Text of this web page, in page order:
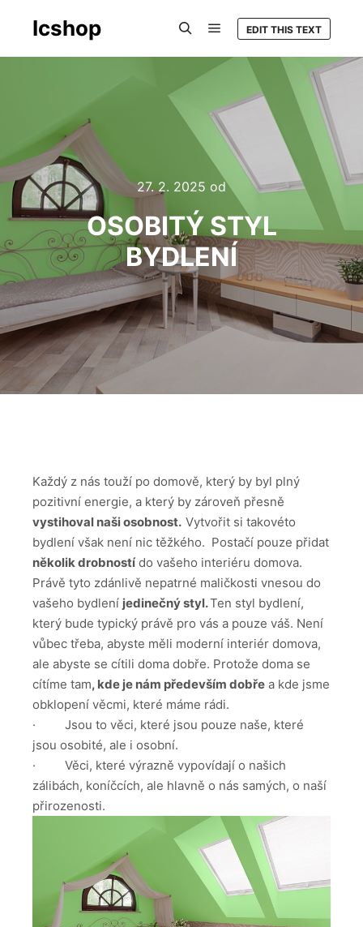
Icshop EDIT THIS TEXT
27. 2. 2025 od
OSOBITÝ STYL
BYDLENÍ
Každý z nás touží po domově, který by byl plný
pozitivní energie, a který by zároveň přesně
vystihoval naši osobnost. Vytvořit si takovéto
bydlení však není nic těžkého. Postačí pouze přidat
několik drobnostído vašeho interiéru domova.
Právě tyto zdánlivě nepatrné maličkosti vnesou do
vašeho bydlení jedinečný styl.Ten styl bydlení,
který bude typický právě pro vás a pouze váš. Není
vůbec třeba, abyste měli moderní interiér domova,
ale abyste se cítili doma dobře. Protože doma se
cítíme tam, kde je nám především dobře a kde jsme
obklopení věcmi, které máme rádi.
· Jsou to věci, které jsou pouze naše, které
jsou osobité, ale i osobní.
· Věci, které výrazně vypovídají o našich
zálibách, koníčcích, ale hlavně o nás samých, o naší
přirozenosti.